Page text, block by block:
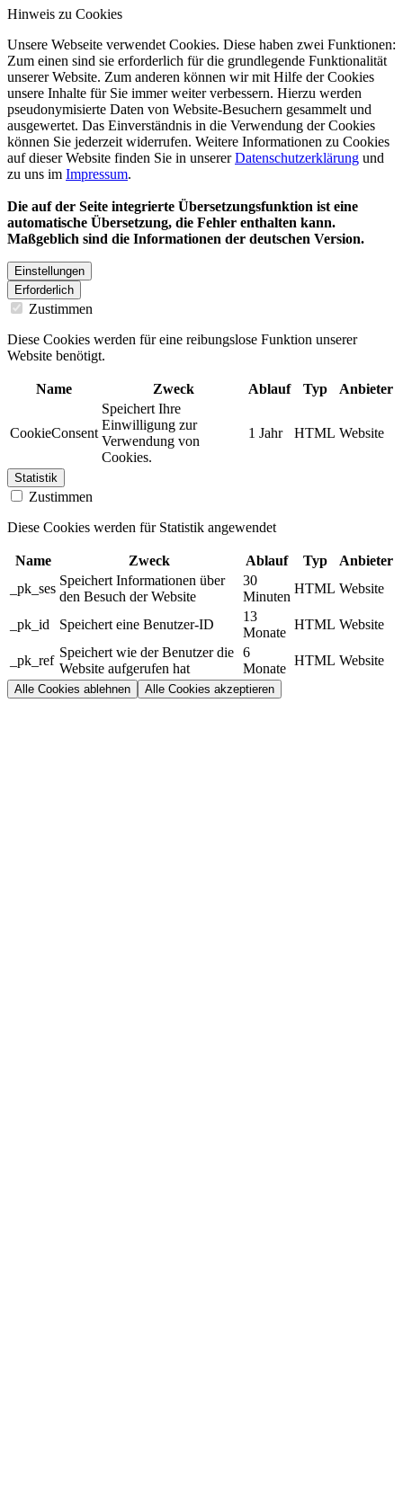
Hinweis zu Cookies
Unsere Webseite verwendet Cookies. Diese haben zwei Funktionen:
Zum einen sind sie erforderlich für die grundlegende Funktionalität
unserer Website. Zum anderen können wir mit Hilfe der Cookies
unsere Inhalte für Sie immer weiter verbessern. Hierzu werden
pseudonymisierte Daten von Website-Besuchern gesammelt und
ausgewertet. Das Einverständnis in die Verwendung der Cookies
können Sie jederzeit widerrufen. Weitere Informationen zu Cookies
auf dieser Website finden Sie in unsererDatenschutzerklärung und
zu uns im Impressum.
Die auf der Seite integrierte Übersetzungsfunktion ist eine
automatische Übersetzung, die Fehler enthalten kann.
Maßgeblich sind die Informationen der deutschen Version.
Einstellungen
Erforderlich
Zustimmen
Diese Cookies werden für eine reibungslose Funktion unserer
Website benötigt.
Name Zweck Ablauf Typ Anbieter
CookieConsent
Speichert Ihre
Einwilligung zur
Verwendung von
Cookies.
1 Jahr HTML Website
Statistik
Zustimmen
Diese Cookies werden für Statistik angewendet
Name Zweck Ablauf Typ
Anbieter
_pk_ses
Speichert Informationen über
den Besuch der Website
30
Minuten
HTML Website
_pk_id Speichert eine Benutzer-ID
13
Monate
HTML Website
_pk_ref
Speichert wie der Benutzer die
Website aufgerufen hat
6
Monate
HTML Website
Alle Cookies ablehnen Alle Cookies akzeptieren